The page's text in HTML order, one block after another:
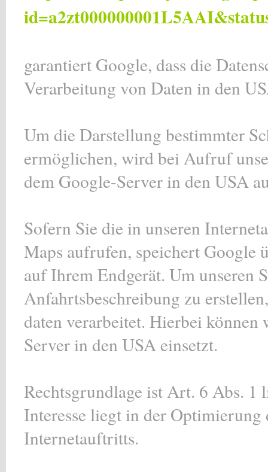
garantiert Google, dass die
Verarbeitung von Daten in den
Um die Darstellung bestimmter
ermöglichen, wird bei Aufruf
dem Google-Server in den USA
Sofern Sie die in unseren
Maps aufrufen, speichert Google
auf Ihrem Endgerät. Um unseren
Anfahrtsbeschreibung zu
daten verarbeitet. Hierbei können
Server in den USA einsetzt.
Rechtsgrundlage ist Art. 6 Abs. 1
Interesse liegt in der
Internetauftritts.